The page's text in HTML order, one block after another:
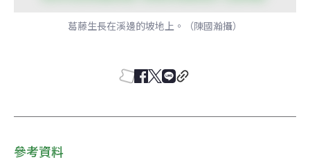
葛藤生長在溪邊的坡地上。（陳國瀚攝）
參考資料